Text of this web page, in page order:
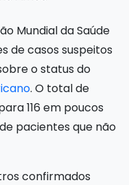
Mundial da Saúde
de casos suspeitos
o status do
. O total de
116 em poucos
pacientes que não
confirmados